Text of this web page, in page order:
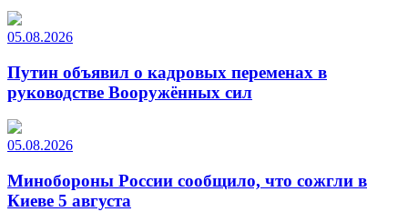
05.08.2026
Путин объявил о кадровых переменах в
руководстве Вооружённых сил
05.08.2026
Минобороны России сообщило, что сожгли в
Киеве 5 августа